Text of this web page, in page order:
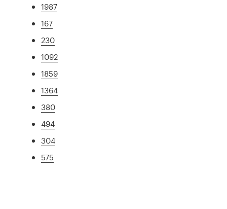
1987
167
230
1092
1859
1364
380
494
304
575